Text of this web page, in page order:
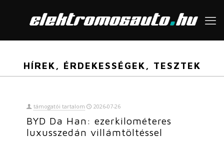
HÍREK, ÉRDEKESSÉGEK, TESZTEK
támogatói tartalom 2026-07-26
BYD Da Han: ezerkilométeres
luxusszedán villámtöltéssel